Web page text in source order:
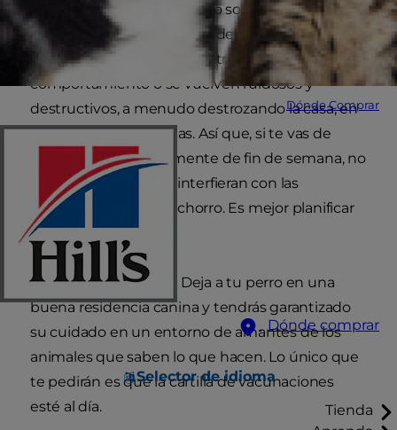
Dónde Comprar
Dónde comprar
Selector de idioma
Tienda
deberías dejar a tu cachorro solo en casa. Según
las sociedades protectoras de animales, más de
un millón de perros sufren trastornos del
comportamiento o se vuelven ruidosos y
destructivos, a menudo destrozando la casa, en
cuanto los dejan a solas. Así que, si te vas de
vacaciones, o simplemente de fin de semana, no
dejes que tus planes interfieran con las
necesidades de tu cachorro. Es mejor planificar
las cosas con tiempo.
Residencias caninas:
Deja a tu perro en una
buena residencia canina y tendrás garantizado
su cuidado en un entorno de amantes de los
animales que saben lo que hacen. Lo único que
te pedirán es que la cartilla de vacunaciones
esté al día.